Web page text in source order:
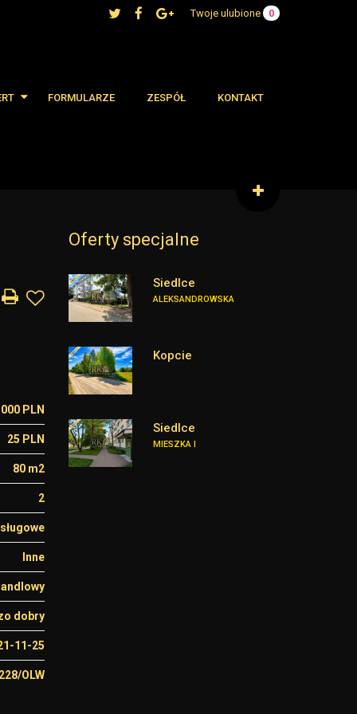
Twoje ulubione 0
FORMULARZE ZESPÓŁ KONTAKT
PLN
25 PLN
80 m2
2
Inne
dobry
11-25
OLW
Oferty specjalne
Siedlce
ALEKSANDROWSKA
Kopcie
Siedlce
MIESZKA I